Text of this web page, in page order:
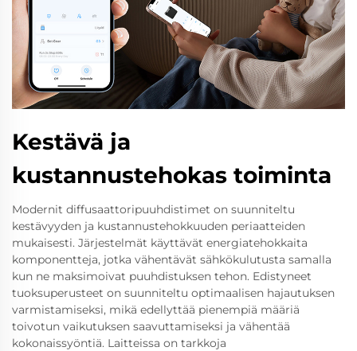
Kestävä ja
kustannustehokas toiminta
Modernit diffusaattoripuuhdistimet on suunniteltu
kestävyyden ja kustannustehokkuuden periaatteiden
mukaisesti. Järjestelmät käyttävät energiatehokkaita
komponentteja, jotka vähentävät sähkökulutusta samalla
kun ne maksimoivat puuhdistuksen tehon. Edistyneet
tuoksuperusteet on suunniteltu optimaalisen hajautuksen
varmistamiseksi, mikä edellyttää pienempiä määriä
toivotun vaikutuksen saavuttamiseksi ja vähentää
kokonaissyöntiä. Laitteissa on tarkkoja